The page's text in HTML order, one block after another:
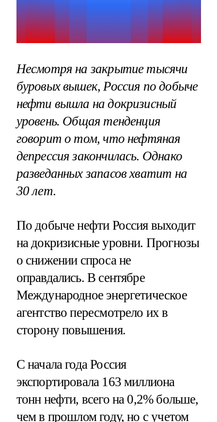
Несмотря на закрытие тысячи
буровых вышек, Россия по добыче
нефти вышла на докризисный
уровень. Общая тенденция
говорит о том, что нефтяная
депрессия закончилась. Однако
разведанных запасов хватит на
30 лет.
По добыче нефти Россия выходит
на докризисные уровни. Прогнозы
о снижении спроса не
оправдались. В сентябре
Международное энергетическое
агентство пересмотрело их в
сторону повышения.
С начала года Россия
экспортировала 163 миллиона
тонн нефти, всего на 0,2% больше,
чем в прошлом году, но с учетом